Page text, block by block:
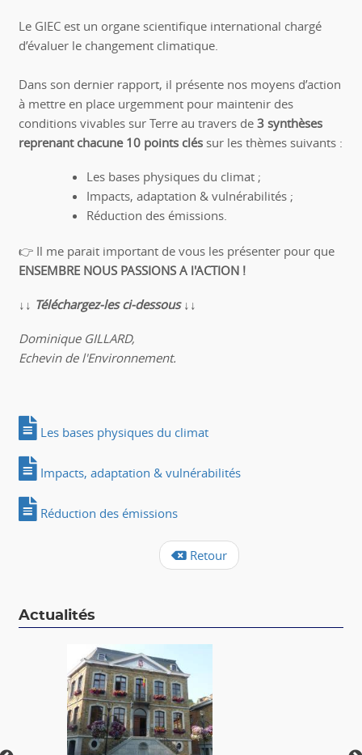
Le GIEC est un organe scientifique international chargé
d’évaluer le changement climatique.
Dans son dernier rapport, il présente nos moyens d’action
à mettre en place urgemment pour maintenir des
conditions vivables sur Terre au travers de 3 synthèses
reprenant chacune 10 points clés sur les thèmes suivants :
Les bases physiques du climat ;
Impacts, adaptation & vulnérabilités ;
Réduction des émissions.
👉 Il me parait important de vous les présenter pour que
ENSEMBRE NOUS PASSIONS A l'ACTION !
↓↓ Téléchargez-les ci-dessous ↓↓
Dominique GILLARD,
Echevin de l'Environnement.
Les bases physiques du climat
Impacts, adaptation & vulnérabilités
Réduction des émissions
Retour
Actualités